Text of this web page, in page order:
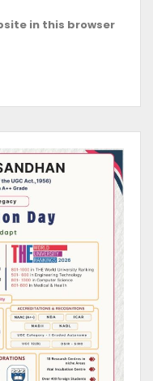
in this browser